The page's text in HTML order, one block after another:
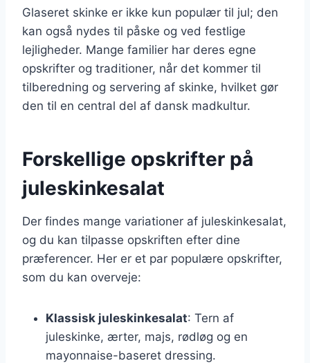
Glaseret skinke er ikke kun populær til jul; den
kan også nydes til påske og ved festlige
lejligheder. Mange familier har deres egne
opskrifter og traditioner, når det kommer til
tilberedning og servering af skinke, hvilket gør
den til en central del af dansk madkultur.
Forskellige opskrifter på
juleskinkesalat
Der findes mange variationer af juleskinkesalat,
og du kan tilpasse opskriften efter dine
præferencer. Her er et par populære opskrifter,
som du kan overveje:
Klassisk juleskinkesalat: Tern af
juleskinke, ærter, majs, rødløg og en
mayonnaise-baseret dressing.